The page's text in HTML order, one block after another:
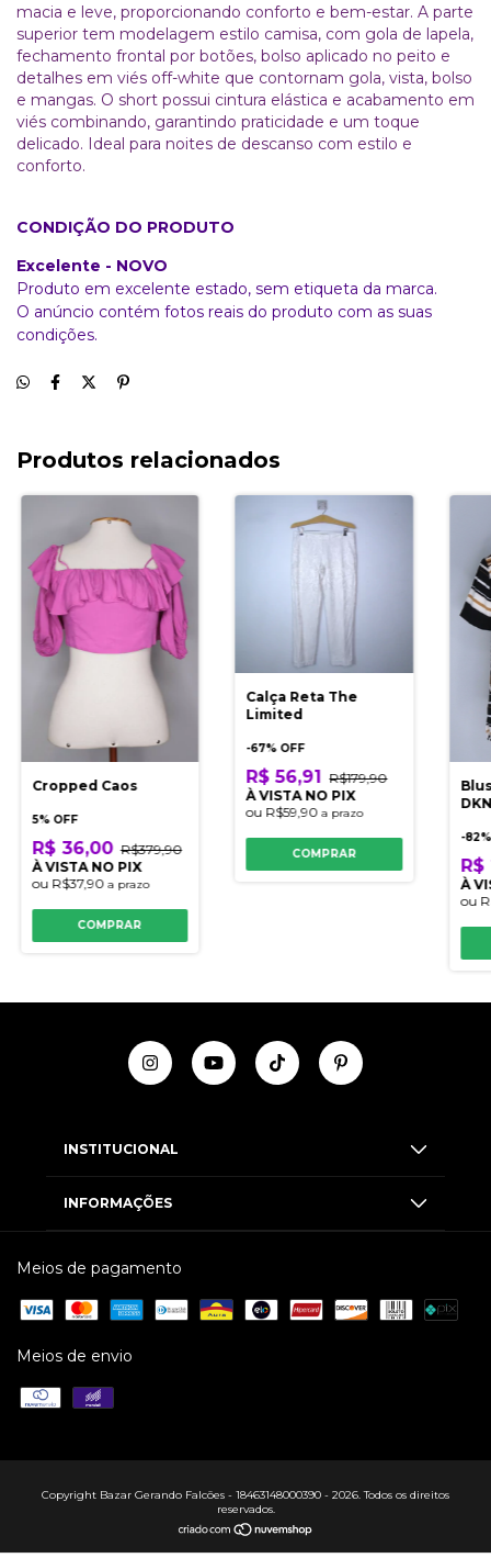
macia e leve, proporcionando conforto e bem-estar. A parte
superior tem modelagem estilo camisa, com gola de lapela,
fechamento frontal por botões, bolso aplicado no peito e
detalhes em viés off-white que contornam gola, vista, bolso
e mangas. O short possui cintura elástica e acabamento em
viés combinando, garantindo praticidade e um toque
delicado. Ideal para noites de descanso com estilo e
conforto.
CONDIÇÃO DO PRODUTO
Excelente - NOVO
Produto em excelente estado, sem etiqueta da marca.
O anúncio contém fotos reais do produto com as suas
condições.
Produtos relacionados
Cropped Caos
5% OFF
R$ 36,00 R$379,90
À VISTA NO PIX
ou R$37,90 a prazo
COMPRAR
Calça Reta The
Limited
-67% OFF
R$ 56,91 R$179,90
À VISTA NO PIX
ou R$59,90a prazo
COMPRAR
-82
À
ou
INSTITUCIONAL
INFORMAÇÕES
Meios de pagamento
Meios de envio
Copyright Bazar Gerando Falcões - 18463148000390 - 2026. Todos os direitos
reservados.